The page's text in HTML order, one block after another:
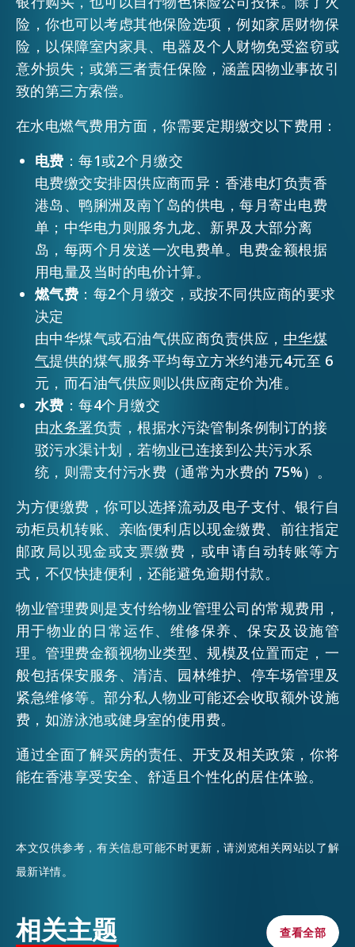
险，你也可以考虑其他保险选项，例如家居财物保
险，以保障室内家具、电器及个人财物免受盗窃或
意外损失；或第三者责任保险，涵盖因物业事故引
致的第三方索偿。
在水电燃气费用方面，你需要定期缴交以下费用：
电费 ：每1或2个月缴交
电费缴交安排因供应商而异：香港电灯负责香
港岛、鸭脷洲及南丫岛的供电，每月寄出电费
单；中华电力则服务九龙、新界及大部分离
岛，每两个月发送一次电费单。电费金额根据
用电量及当时的电价计算。
燃气费 ：每2个月缴交，或按不同供应商的要求
决定
由中华煤气或石油气供应商负责供应， 中华煤
气提供的煤气服务平均每立方米约港元4元至 6
元，而石油气供应则以供应商定价为准。
水费 ：每4个月缴交
由水务署负责，根据水污染管制条例制订的接
驳污水渠计划，若物业已连接到公共污水系
统，则需支付污水费（通常为水费的 75%）。
为方便缴费，你可以选择流动及电子支付、银行自
动柜员机转账、亲临便利店以现金缴费、前往指定
邮政局以现金或支票缴费，或申请自动转账等方
式，不仅快捷便利，还能避免逾期付款。
物业管理费则是支付给物业管理公司的常规费用，
用于物业的日常运作、维修保养、保安及设施管
理。管理费金额视物业类型、规模及位置而定，一
般包括保安服务、清洁、园林维护、停车场管理及
紧急维修等。部分私人物业可能还会收取额外设施
费，如游泳池或健身室的使用费。
通过全面了解买房的责任、开支及相关政策，你将
能在香港享受安全、舒适且个性化的居住体验。
本文仅供参考，有关信息可能不时更新，请浏览相关网站以了解
最新详情。
相关主题 查看全部
查看全部